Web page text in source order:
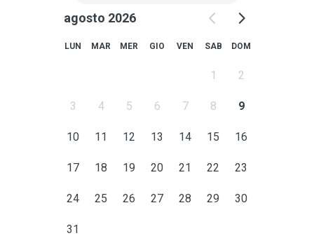
agosto 2026
LUN MAR MER GIO VEN SAB DOM
1 2
3 4 5 6 7 8 9
10 11 12 13 14 15 16
17 18 19 20 21 22 23
24 25 26 27 28 29 30
31